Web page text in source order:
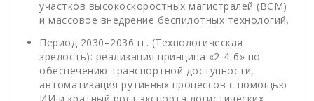
участков высокоскоростных магистралей (ВСМ)
и массовое внедрение беспилотных технологий.
Период 2030–2036 гг. (Технологическая
зрелость): реализация принципа «2-4-6» по
обеспечению транспортной доступности,
автоматизация рутинных процессов с помощью